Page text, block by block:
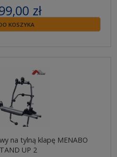
zł
23% VAT
KOSZYKA
na tylną klapę MENABO
UP 2